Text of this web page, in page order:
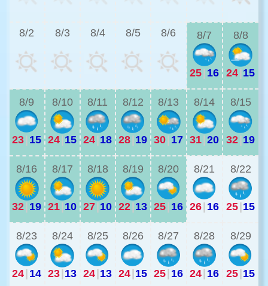
8/2 8/3 8/4 8/5 8/6 8/7
25 16
8/8
24 15
8/9
23 15
8/10
24 15
8/11
24 18
8/12
28 19
8/13
30 17
8/14
31 20
8/15
32 19
8/16
32 19
8/17
21 10
8/18
27 10
8/19
22 13
8/20
25 16
8/21
26 16
8/22
25 15
8/23
24 14
8/24
23 13
8/25
24 13
8/26
24 15
8/27
25 16
8/28
24 16
8/29
25 15